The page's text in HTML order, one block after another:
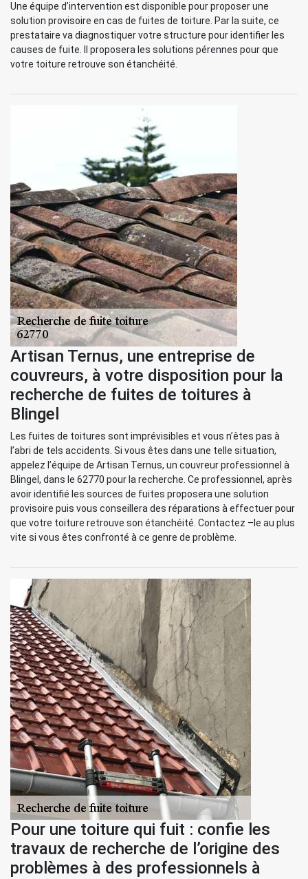
Une équipe d’intervention est disponible pour proposer une
solution provisoire en cas de fuites de toiture. Par la suite, ce
prestataire va diagnostiquer votre structure pour identifier les
causes de fuite. Il proposera les solutions pérennes pour que
votre toiture retrouve son étanchéité.
Artisan Ternus, une entreprise de
couvreurs, à votre disposition pour la
recherche de fuites de toitures à
Blingel
Les fuites de toitures sont imprévisibles et vous n’êtes pas à
l’abri de tels accidents. Si vous êtes dans une telle situation,
appelez l’équipe de Artisan Ternus, un couvreur professionnel à
Blingel, dans le 62770 pour la recherche. Ce professionnel, après
avoir identifié les sources de fuites proposera une solution
provisoire puis vous conseillera des réparations à effectuer pour
que votre toiture retrouve son étanchéité. Contactez –le au plus
vite si vous êtes confronté à ce genre de problème.
Pour une toiture qui fuit : confie les
travaux de recherche de l’origine des
problèmes à des professionnels à